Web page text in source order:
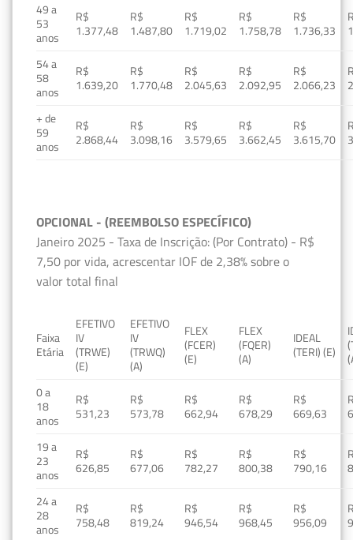
49 a
53
anos
R$
1.377,48
R$
1.487,80
R$
1.719,02
R$
1.758,78
R$
1.736,33
54 a
58
anos
R$
1.639,20
R$
1.770,48
R$
2.045,63
R$
2.092,95
R$
2.066,23
+ de
59
anos
R$
2.868,44
R$
3.098,16
R$
3.579,65
R$
3.662,45
R$
3.615,70
OPCIONAL - (REEMBOLSO ESPECÍFICO)
Janeiro 2025 - Taxa de Inscrição: (Por Contrato) - R$
7,50 por vida, acrescentar IOF de 2,38% sobre o
valor total final
Faixa
Etária
EFETIVO
IV
(TRWE)
(E)
EFETIVO
IV
(TRWQ)
(A)
FLEX
(FCER)
(E)
FLEX
(FQER)
(A)
IDEAL
(TERI) (E)
0 a
18
anos
R$
531,23
R$
573,78
R$
662,94
R$
678,29
R$
669,63
19 a
23
anos
R$
626,85
R$
677,06
R$
782,27
R$
800,38
R$
790,16
24 a
28
anos
R$
758,48
R$
819,24
R$
946,54
R$
968,45
R$
956,09